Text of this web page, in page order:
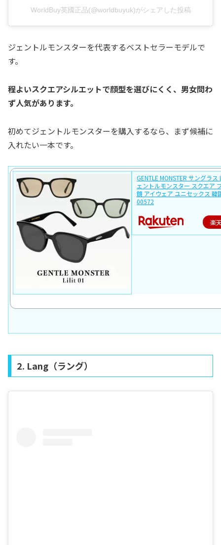
WorldBuy英國正品(@worldbuyuk)がシェアした投稿
ジェントルモンスターを代表するベストセラーモデルで
す。
程よいスクエアシルエットで顔型を選びにくく、男女問わ
ず人気があります。
初めてジェントルモンスターを購入するなら、まず候補に
入れたい一本です。
GENTLE MONSTER サングラ
ェントルモンスター スクエア
鏡 アイウェア ユニセックス 韓
00572
楽
2. Lang（ラング）